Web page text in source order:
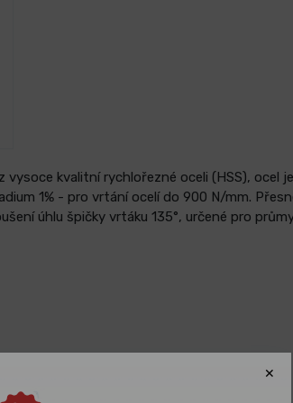
kvalitní rychlořezné oceli (HSS), ocel je
1% - pro vrtání ocelí do 900 N/mm.
úhlu špičky vrtáku 135°, určené pro